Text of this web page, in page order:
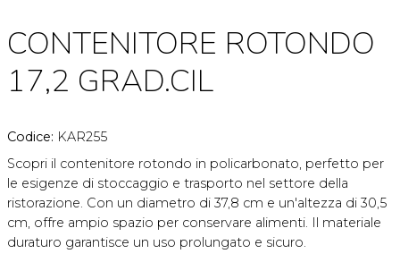
CONTENITORE ROTONDO
17,2 GRAD.CIL
Codice: KAR255
Scopri il contenitore rotondo in policarbonato, perfetto per
le esigenze di stoccaggio e trasporto nel settore della
ristorazione. Con un diametro di 37,8 cm e un'altezza di 30,5
cm, offre ampio spazio per conservare alimenti. Il materiale
duraturo garantisce un uso prolungato e sicuro.